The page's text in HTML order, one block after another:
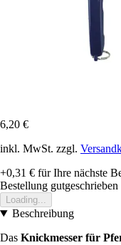
6,20 €
inkl. MwSt. zzgl.
+0,31 € für Ihre nächste
Bestellung gutgeschrieben
Loading...
Beschreibung
Das Knickmesser für